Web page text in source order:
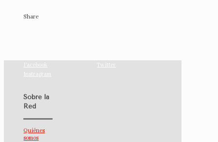
Share
Facebook
Twitter
Instragram
Sobre la
Red
Quiénes
somos